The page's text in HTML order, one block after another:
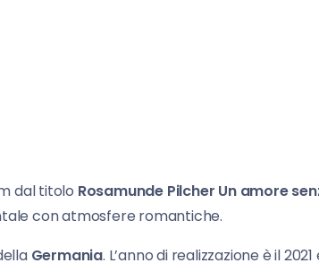
dal titolo Rosamunde Pilcher Un amore
con atmosfere romantiche.
Germania. L’anno di realizzazione è il